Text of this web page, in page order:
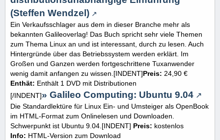
(Steffen Wendzel)
Ein Verkaufsschlager aus dem in dieser Branche mehr als
bekannten Galileoverlag! Das Buch spricht sehr viele Themen
zum Thema Linux an und ist interessant, durch zu lesen. Auch
Hintergründe über das Betriebssystem werden erklärt. Im
Großen und Ganzen werden fortgeschrittene Tuxanwender
wenig damit anfangen zu wissen.[INDENT]Preis: 24,90 €
Enthät: Enthält 1 DVD mit Distributionen
[/INDENT]» Galileo Computing: Ubuntu 9.04
Die Standardlektüre für Linux Ein- und Umsteiger als OpenBook
im HTML-Format zum Onlinelesen und Downloaden.
Schwerpunkt ist Ubuntu 9.04.[INDENT] Preis: kostenlos
Info: HTML-Version zum Download